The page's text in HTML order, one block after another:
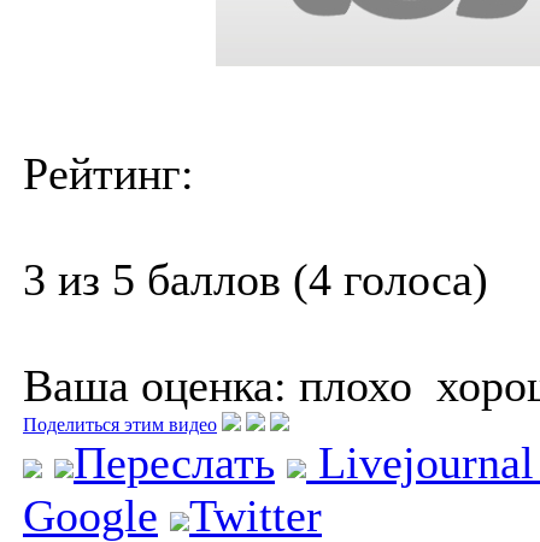
Рейтинг:
3 из 5 баллов (4 голоса)
Ваша оценка: плохо
Поделиться этим видео
Переслать
Google
Twitter